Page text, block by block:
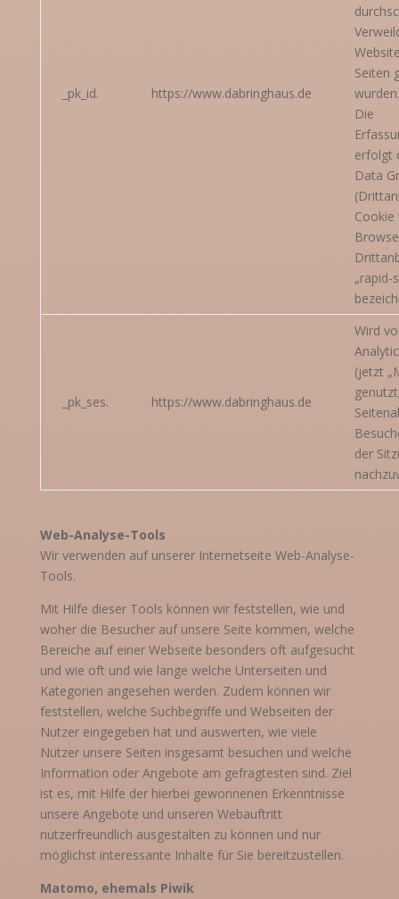
_pk_id. https://www.dabringhaus.de
Seiten
wurden.
Die
erfolgt
Data
Cookie
„rapid-
_pk_ses. https://www.dabringhaus.de
Wird
(jetzt
der
Web-Analyse-Tools
Wir verwenden auf unserer Internetseite Web-Analyse-
Tools.
Mit Hilfe dieser Tools können wir feststellen, wie und
woher die Besucher auf unsere Seite kommen, welche
Bereiche auf einer Webseite besonders oft aufgesucht
und wie oft und wie lange welche Unterseiten und
Kategorien angesehen werden. Zudem können wir
feststellen, welche Suchbegriffe und Webseiten der
Nutzer eingegeben hat und auswerten, wie viele
Nutzer unsere Seiten insgesamt besuchen und welche
Information oder Angebote am gefragtesten sind. Ziel
ist es, mit Hilfe der hierbei gewonnenen Erkenntnisse
unsere Angebote und unseren Webauftritt
nutzerfreundlich ausgestalten zu können und nur
möglichst interessante Inhalte für Sie bereitzustellen.
Matomo, ehemals Piwik